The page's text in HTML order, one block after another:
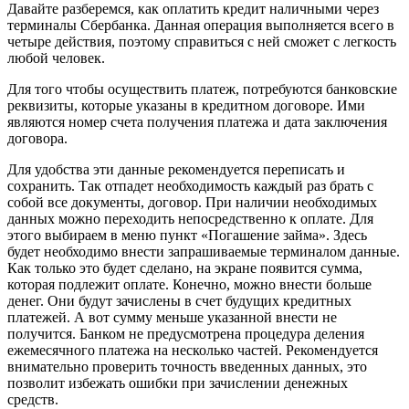
Давайте разберемся, как оплатить кредит наличными через
терминалы Сбербанка. Данная операция выполняется всего в
четыре действия, поэтому справиться с ней сможет с легкость
любой человек.
Для того чтобы осуществить платеж, потребуются банковские
реквизиты, которые указаны в кредитном договоре. Ими
являются номер счета получения платежа и дата заключения
договора.
Для удобства эти данные рекомендуется переписать и
сохранить. Так отпадет необходимость каждый раз брать с
собой все документы, договор. При наличии необходимых
данных можно переходить непосредственно к оплате. Для
этого выбираем в меню пункт «Погашение займа». Здесь
будет необходимо внести запрашиваемые терминалом данные.
Как только это будет сделано, на экране появится сумма,
которая подлежит оплате. Конечно, можно внести больше
денег. Они будут зачислены в счет будущих кредитных
платежей. А вот сумму меньше указанной внести не
получится. Банком не предусмотрена процедура деления
ежемесячного платежа на несколько частей. Рекомендуется
внимательно проверить точность введенных данных, это
позволит избежать ошибки при зачислении денежных
средств.